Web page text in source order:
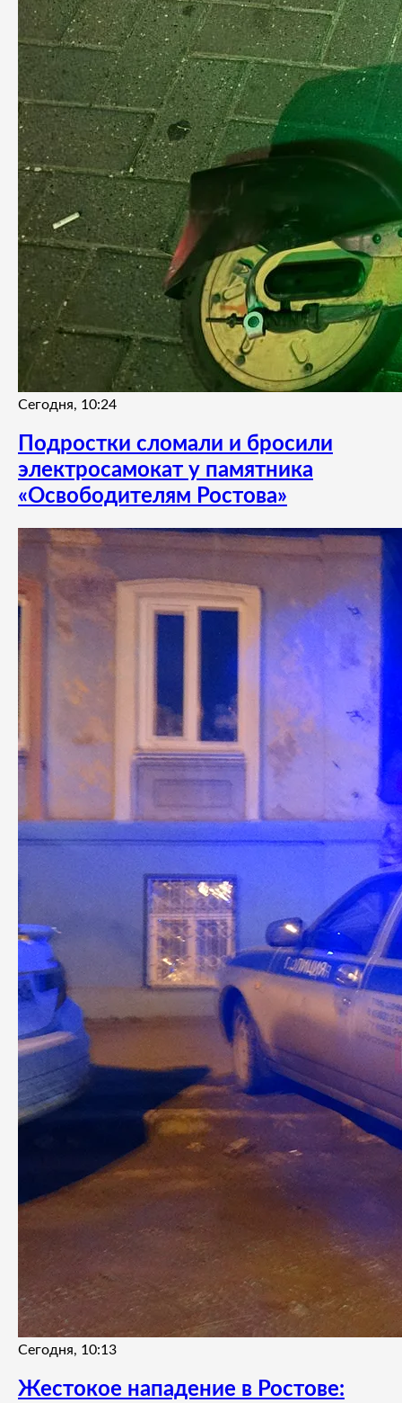
Сегодня, 10:24
Подростки сломали и бросили
электросамокат у памятника
«Освободителям Ростова»
Сегодня, 10:13
Жестокое нападение в Ростове: